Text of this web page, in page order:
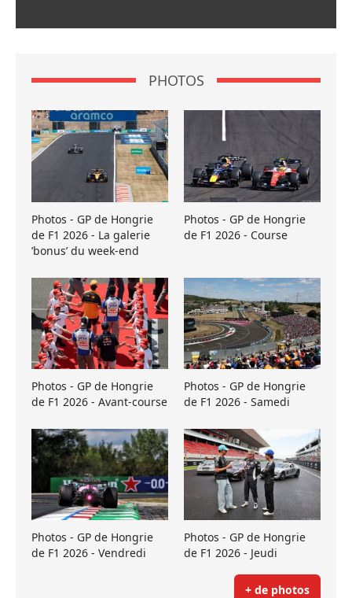
PHOTOS
Photos - GP de Hongrie
de F1 2026 - La galerie
’bonus’ du week-end
Photos - GP de Hongrie
de F1 2026 - Course
Photos - GP de Hongrie
de F1 2026 - Avant-course
Photos - GP de Hongrie
de F1 2026 - Samedi
Photos - GP de Hongrie
de F1 2026 - Vendredi
Photos - GP de Hongrie
de F1 2026 - Jeudi
+ de photos